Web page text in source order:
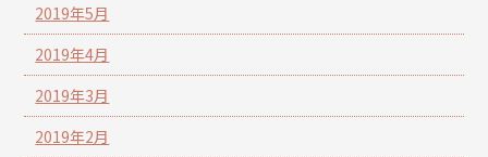
2019年5月
2019年4月
2019年3月
2019年2月